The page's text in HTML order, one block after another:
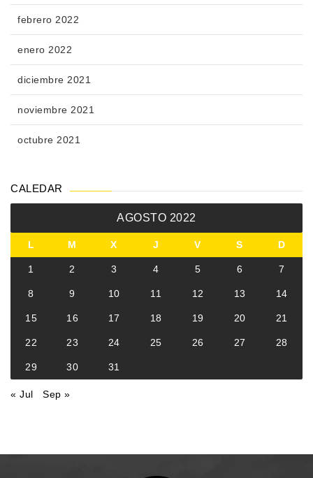
febrero 2022
enero 2022
diciembre 2021
noviembre 2021
octubre 2021
CALEDAR
AGOSTO 2022
L M X J V S D
1 2 3 4 5 6 7
8 9 10 11 12 13 14
15 16 17 18 19 20 21
22 23 24 25 26 27 28
29 30 31
« Jul Sep »